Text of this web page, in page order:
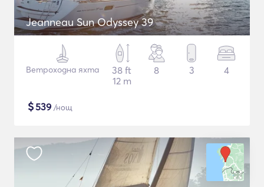
Jeanneau Sun Odyssey 39
Ветроходна яхта
38 ft
12 m
8 3 4
$539 /нощ